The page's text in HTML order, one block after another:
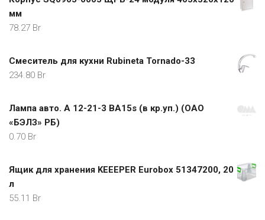
мм
78.27 Br
Смеситель для кухни Rubineta Tornado-33
234.80 Br
Лампа авто. А 12-21-3 ВА15s (в кр.уп.) (ОАО
«БЭЛЗ» РБ)
0.70 Br
Ящик для хранения KEEEPER Eurobox 51347200, 20
л
55.11 Br